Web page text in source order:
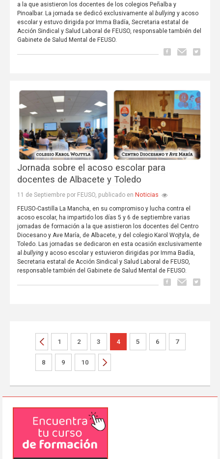
a la que asistieron los docentes de los colegios Peñalba y
Pinoalbar. La jornada se dedicó exclusivamente al bullyingy acoso
escolar y estuvo dirigida por Imma Badía, Secretaria estatal de
Acción Sindical y Salud Laboral de FEUSO, responsable también del
Gabinete de Salud Mental de FEUSO.
Jornada sobre el acoso escolar para
docentes de Albacete y Toledo
11 de Septiembre por FEUSO, publicado en Noticias
FEUSO-Castilla La Mancha, en su compromiso y lucha contra el
acoso escolar, ha impartido los días 5 y 6 de septiembre varias
jornadas de formación a la que asistieron los docentes del Centro
Diocesano y Ave María, de Albacete, y del colegio Karol Wojtyla, de
Toledo. Las jornadas se dedicaron en esta ocasión exclusivamente
al bullyingy acoso escolar y estuvieron dirigidas por Imma Badía,
Secretaria estatal de Acción Sindical y Salud Laboral de FEUSO,
responsable también del Gabinete de Salud Mental de FEUSO.
1 2 3 4 5 6 7
8 9 10